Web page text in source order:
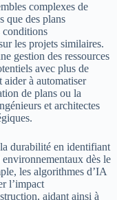
complexes de
que des plans
conditions
les projets similaires.
gestion des ressources
avec plus de
à automatiser
de plans ou la
et architectes
durabilité en identifiant
dès le
les algorithmes d’IA
l’impact
aidant ainsi à